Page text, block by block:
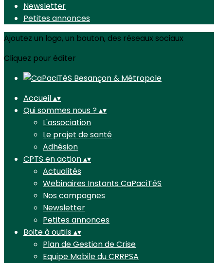
Newsletter
Petites annonces
Ajoutez un logo, un bouton, des réseaux sociaux
Cliquez pour éditer
Accueil▴▾
Qui sommes nous ?▴▾
L'association
Le projet de santé
Adhésion
CPTS en action▴▾
Actualités
Webinaires Instants CaPaciTéS
Nos campagnes
Newsletter
Petites annonces
Boite à outils▴▾
Plan de Gestion de Crise
Equipe Mobile du CRRPSA